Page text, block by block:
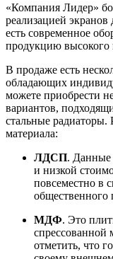
«Компания Лидер»
реализацией
есть современное
продукцию высокого
В продаже есть
обладающих
можете приобрести
вариантов,
стальные радиаторы.
материала:
ЛДСП. Данные
и низкой
повсеместно в
общественного
МДФ. Это
спрессованной
отметить, что